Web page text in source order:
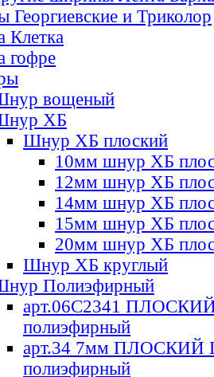
Георгиевские и Триколор
Клетка
гофре
вощеный
ХБ
Шнур ХБ плоский
10мм шнур ХБ
12мм шнур ХБ
14мм шнур ХБ
15мм шнур ХБ
20мм шнур ХБ
Шнур ХБ круглый
Полиэфирный
арт.06С2341
полиэфирный
арт.34 7мм ПЛОСКИЙ
полиэфирный